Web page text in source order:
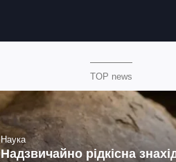
TOP news
Наука
Надзвичайно рідкісна